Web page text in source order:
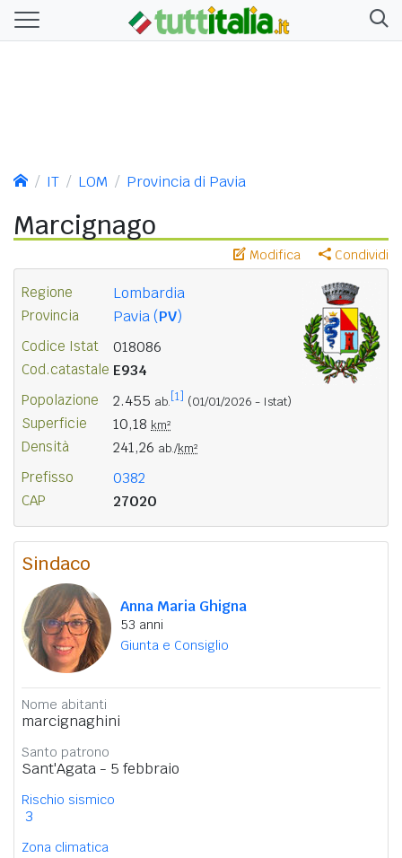
IT LOM Provincia di Pavia
Marcignago
Modifica Condividi
Regione Lombardia
Provincia Pavia (PV)
Codice Istat 018086
Cod.catastale E934
Popolazione 2.455 ab. [1] (01/01/2026 - Istat)
Superficie 10,18 km²
Densità 241,26 ab./km²
Prefisso 0382
CAP 27020
Sindaco
Anna Maria Ghigna
53 anni
Giunta e Consiglio
Nome abitanti
marcignaghini
Santo patrono
Sant'Agata - 5 febbraio
Rischio sismico
3
Zona climatica